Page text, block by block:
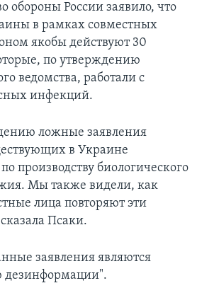
обороны России заявило, что
в рамках совместных
якобы действуют 30
по утверждению
ведомства, работали с
инфекций.
ложные заявления
в Украине
производству биологического
Мы также видели, как
лица повторяют эти
Псаки.
заявления являются
дезинформации".